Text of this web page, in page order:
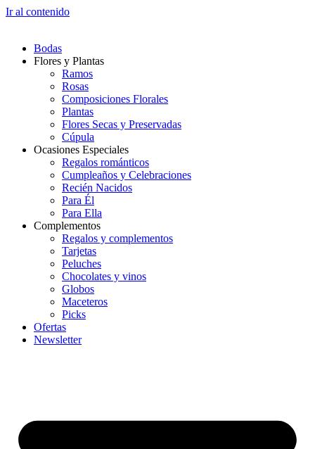
Ir al contenido
Bodas
Flores y Plantas
Ramos
Rosas
Composiciones Florales
Plantas
Flores Secas y Preservadas
Cúpula
Ocasiones Especiales
Regalos románticos
Cumpleaños y Celebraciones
Recién Nacidos
Para Él
Para Ella
Complementos
Regalos y complementos
Tarjetas
Peluches
Chocolates y vinos
Globos
Maceteros
Picks
Ofertas
Newsletter